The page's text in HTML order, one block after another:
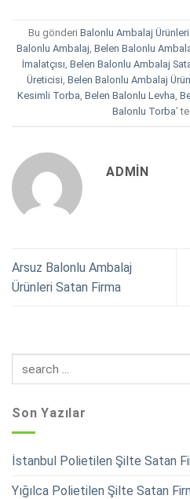
Bu gönderi Balonlu Ambalaj Ürünleri
Balonlu Ambalaj, Belen Balonlu
İmalatçısı, Belen Balonlu Ambalaj
Üreticisi, Belen Balonlu Ambalaj
Kesimli Torba, Belen Balonlu Levha,
Balonlu Torba’
ADMIN
Arsuz Balonlu Ambalaj
Ürünleri Satan Firma
Son Yazılar
İstanbul Polietilen Şilte Satan
Yığılca Polietilen Şilte Satan